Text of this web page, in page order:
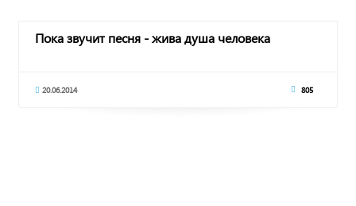
Пока звучит песня - жива душа человека
20.06.2014 805